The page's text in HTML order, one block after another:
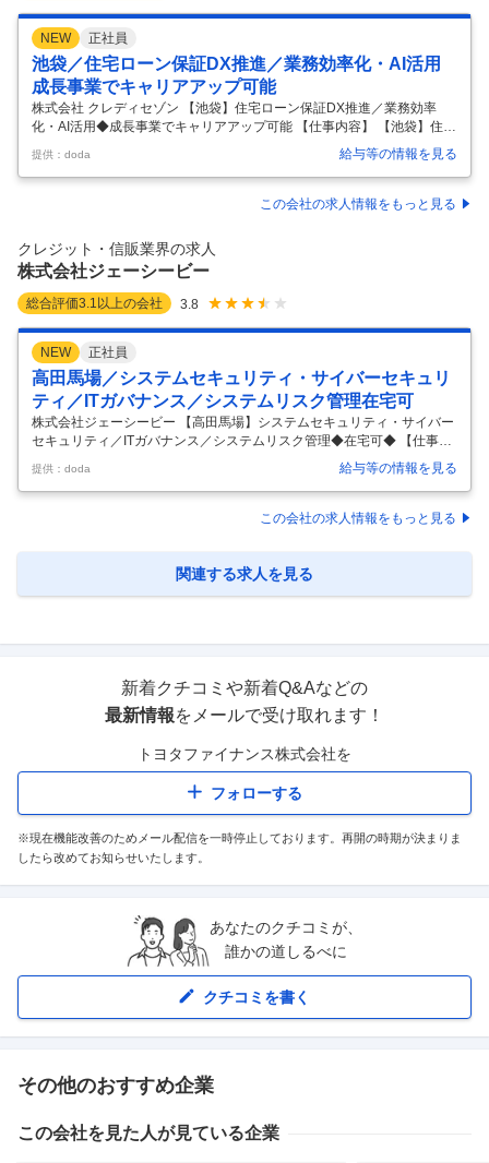
NEW 正社員
池袋／住宅ローン保証DX推進／業務効率化・AI活用
成長事業でキャリアアップ可能
株式会社 クレディセゾン 【池袋】住宅ローン保証DX推進／業務効率
化・AI活用◆成長事業でキャリアアップ可能 【仕事内容】 【池袋】住宅
ローン保証DX推進／業務効率化・AI活用◆成長事業でキャリアアップ可
能 【具体的な仕事内容】 【住宅ローン保証事業のDX推進／企画から実
行まで一気通貫で成長領域に挑戦／柔軟な働き方と多彩なキャリアパス
を実現できるポジション】 ■業務概要 当社の金融法人部において、住宅
実現に向けた中核人材としてご活躍いただきます。AIやデジタル技術を
活用し、事業課題の解消や業務の高度化・効率化を主導いただくポジシ
…
提供：doda 給与等の情報を見る
この会社の求人情報をもっと見る
クレジット・信販業界の求人
株式会社ジェーシービー
総合評価3.1 以上の会社 3.8
NEW 正社員
高田馬場／システムセキュリティ・サイバーセキュリ
ティ／ITガバナンス／システムリスク管理在宅可
株式会社ジェーシービー 【高田馬場】システムセキュリティ・サイバー
セキュリティ／ITガバナンス／システムリスク管理◆在宅可◆ 【仕事内
容】 【高田馬場】システムセキュリティ・サイバーセキュリティ／ITガ
バナンス／システムリスク管理◆在宅可◆ 【具体的な仕事内容】 ■業務
概要 システムリスク統括組織にて、システムセキュリティに関する全社
統制・サイバーセキュリティ管理態勢高度化に向けた施策の企画・推進
理に関する企画の立案・推進 ・情報システムのセキュリティに関する全
社統制 ・サイバーセキュリティリスク管理態勢高度化に向けた企画・
提供：doda 給与等の情報を見る
この会社の求人情報をもっと見る
関連する求人を見る
新着クチコミや新着Q&Aなどの
最新情報をメールで受け取れます！
トヨタファイナンス株式会社を
フォローする
※現在機能改善のためメール配信を一時停止しております。再開の時期が決まりま
したら改めてお知らせいたします。
あなたのクチコミが、
誰かの道しるべに
クチコミを書く
その他のおすすめ企業
この会社を見た人が見ている企業